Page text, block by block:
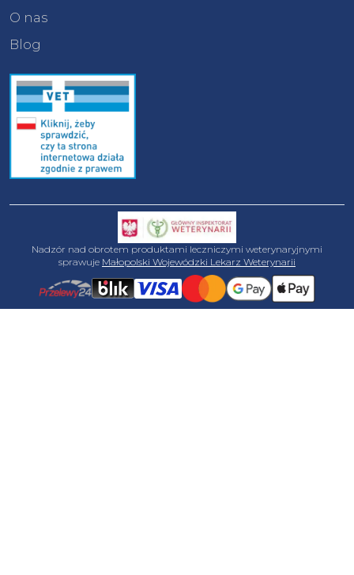
O nas
Blog
Nadzór nad obrotem produktami leczniczymi weterynaryjnymi
sprawuje Małopolski Wojewódzki Lekarz Weterynarii